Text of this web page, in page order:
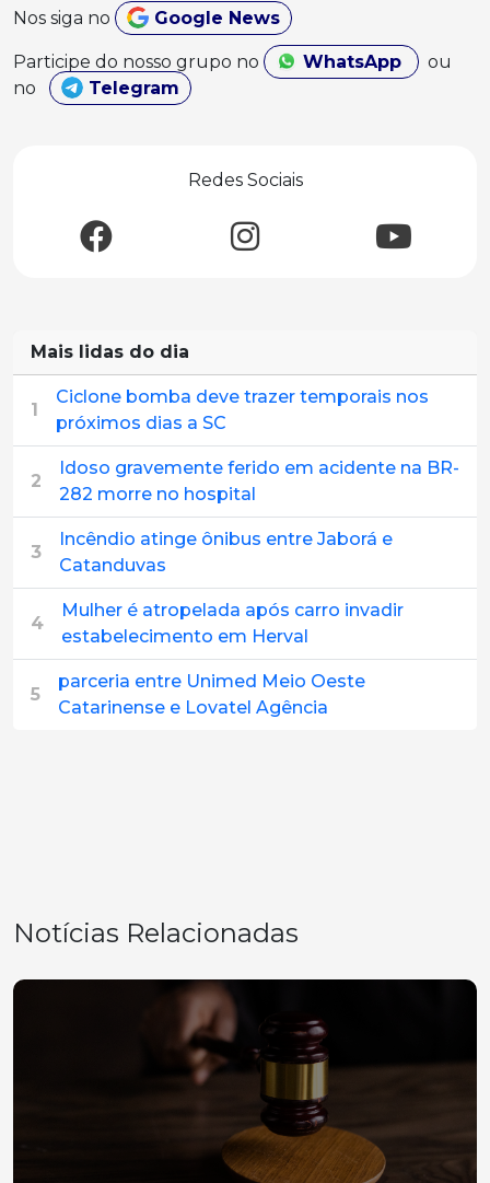
Nos siga no Google News
Participe do nosso grupo no WhatsApp
ou
no
Telegram
Redes Sociais
Mais lidas do dia
1
Ciclone bomba deve trazer temporais nos
próximos dias a SC
2
Idoso gravemente ferido em acidente na BR-
282 morre no hospital
3
Incêndio atinge ônibus entre Jaborá e
Catanduvas
4
Mulher é atropelada após carro invadir
estabelecimento em Herval
5
parceria entre Unimed Meio Oeste
Catarinense e Lovatel Agência
Notícias Relacionadas